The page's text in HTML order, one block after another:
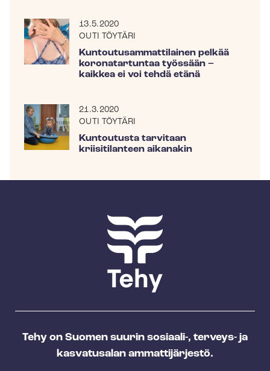
13.5.2020
OUTI TÖYTÄRI
Kun­tou­tusam­mat­ti­lai­nen pelkää
koronatartuntaa työssään –
kaikkea ei voi tehdä etänä
21.3.2020
OUTI TÖYTÄRI
Kuntoutusta tarvitaan
kriisitilanteen aikanakin
Tehy on Suomen suurin sosiaali-, terveys- ja
kasvatusalan ammattijärjestö.